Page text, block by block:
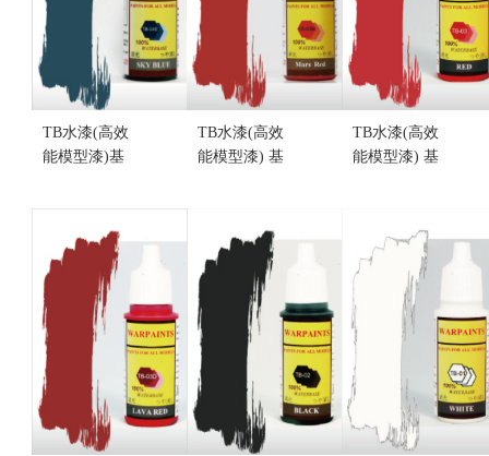
TB水漆(高效
能模型漆)基
TB-04E 芎蒼
藍(不挑盒況)
售價:190
TB水漆(高效
能模型漆) 基
售價:190
TB水漆(高效
能模型漆) 基
(不挑盒況)
(售完缺貨...
售價:0